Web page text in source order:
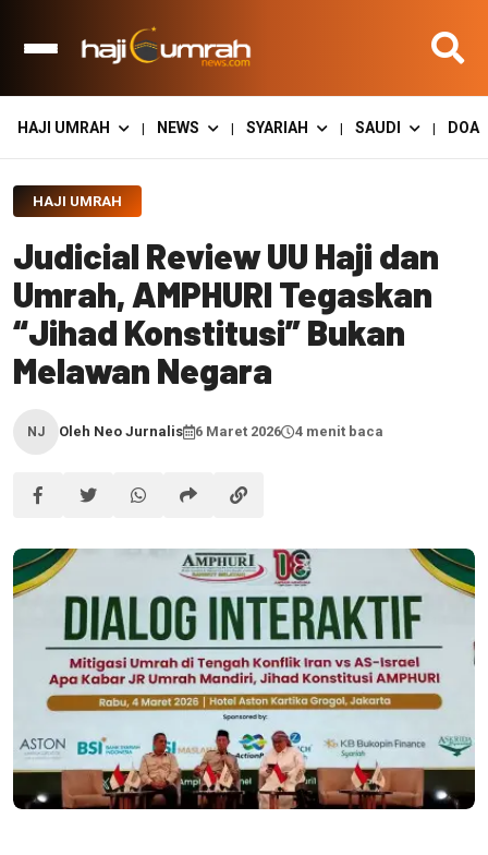
HAJI UMRAH | NEWS | SYARIAH | SAUDI | DOA
HAJI UMRAH
Judicial Review UU Haji dan
Umrah, AMPHURI Tegaskan
“Jihad Konstitusi” Bukan
Melawan Negara
NJ Oleh Neo Jurnalis 6 Maret 2026 4 menit baca